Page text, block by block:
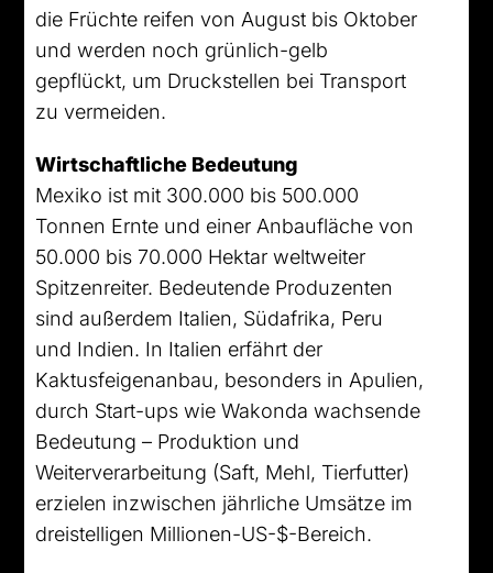
die Früchte reifen von August bis Oktober
und werden noch grünlich-gelb
gepflückt, um Druckstellen bei Transport
zu vermeiden.
Wirtschaftliche Bedeutung
Mexiko ist mit 300.000 bis 500.000
Tonnen Ernte und einer Anbaufläche von
50.000 bis 70.000 Hektar weltweiter
Spitzenreiter. Bedeutende Produzenten
sind außerdem Italien, Südafrika, Peru
und Indien. In Italien erfährt der
Kaktusfeigenanbau, besonders in Apulien,
durch Start-ups wie Wakonda wachsende
Bedeutung – Produktion und
Weiterverarbeitung (Saft, Mehl, Tierfutter)
erzielen inzwischen jährliche Umsätze im
dreistelligen Millionen-US-$-Bereich.